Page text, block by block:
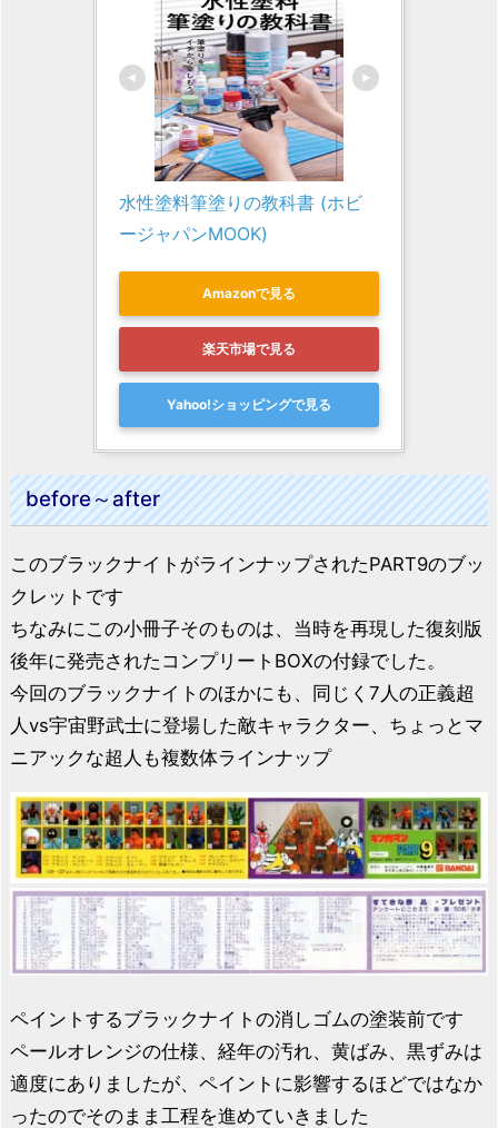
水性塗料筆塗りの教科書 (ホビ
ージャパンMOOK)
Amazonで見る
楽天市場で見る
Yahoo!ショッピングで見る
before～after
このブラックナイトがラインナップされたPART9のブッ
クレットです
ちなみにこの小冊子そのものは、当時を再現した復刻版
後年に発売されたコンプリートBOXの付録でした。
今回のブラックナイトのほかにも、同じく7人の正義超
人vs宇宙野武士に登場した敵キャラクター、ちょっとマ
ニアックな超人も複数体ラインナップ
ペイントするブラックナイトの消しゴムの塗装前です
ペールオレンジの仕様、経年の汚れ、黄ばみ、黒ずみは
適度にありましたが、ペイントに影響するほどではなか
ったのでそのまま工程を進めていきました